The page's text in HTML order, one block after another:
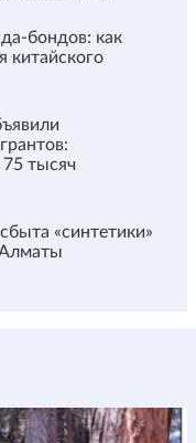
бондов: как
китайского
75 тысяч
«синтетики»